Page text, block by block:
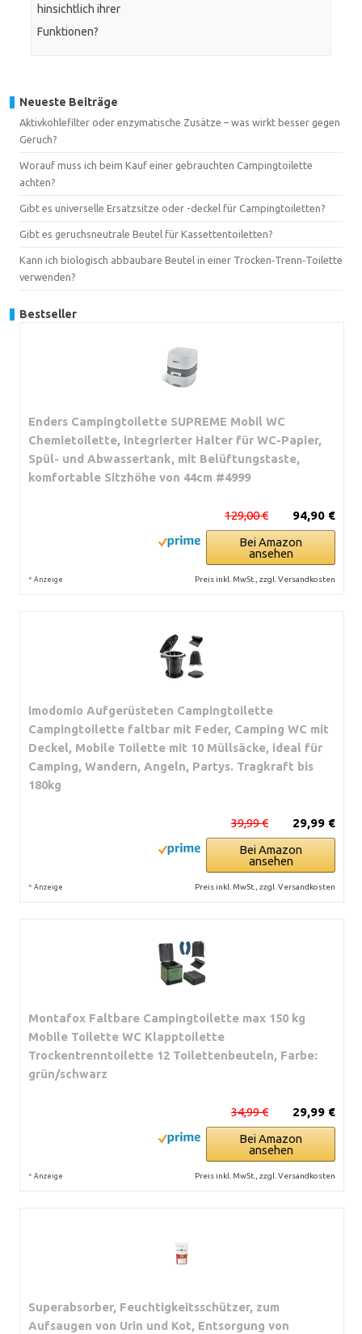
hinsichtlich ihrer
Funktionen?
Neueste Beiträge
Aktivkohlefilter oder enzymatische Zusätze – was wirkt besser gegen
Geruch?
Worauf muss ich beim Kauf einer gebrauchten Campingtoilette
achten?
Gibt es universelle Ersatzsitze oder -deckel für Campingtoiletten?
Gibt es geruchsneutrale Beutel für Kassettentoiletten?
Kann ich biologisch abbaubare Beutel in einer Trocken‑Trenn‑Toilette
verwenden?
Bestseller
Enders Campingtoilette SUPREME Mobil WC
Chemietoilette, integrierter Halter für WC-Papier,
Spül- und Abwassertank, mit Belüftungstaste,
komfortable Sitzhöhe von 44cm #4999
94,90 €
129,00 €
Bei Amazon
ansehen
* Anzeige Preis inkl. MwSt., zzgl. Versandkosten
imodomio Aufgerüsteten Campingtoilette
Campingtoilette faltbar mit Feder, Camping WC mit
Deckel, Mobile Toilette mit 10 Müllsäcke, ideal für
Camping, Wandern, Angeln, Partys. Tragkraft bis
180kg
29,99 €
39,99 €
Bei Amazon
ansehen
* Anzeige Preis inkl. MwSt., zzgl. Versandkosten
Montafox Faltbare Campingtoilette max 150 kg
Mobile Toilette WC Klapptoilette
Trockentrenntoilette 12 Toilettenbeuteln, Farbe:
grün/schwarz
29,99 €
34,99 €
Bei Amazon
ansehen
* Anzeige Preis inkl. MwSt., zzgl. Versandkosten
Superabsorber, Feuchtigkeitsschützer, zum
Aufsaugen von Urin und Kot, Entsorgung von